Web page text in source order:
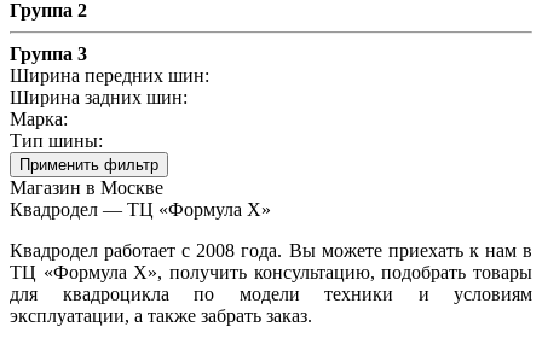
Группа 2
Группа 3
Ширина передних шин:
Ширина задних шин:
Марка:
Тип шины:
Применить фильтр
Магазин в Москве
Квадродел — ТЦ «Формула Х»
Квадродел работает с 2008 года. Вы можете приехать к нам в
ТЦ «Формула Х», получить консультацию, подобрать товары
для квадроцикла по модели техники и условиям
эксплуатации, а также забрать заказ.